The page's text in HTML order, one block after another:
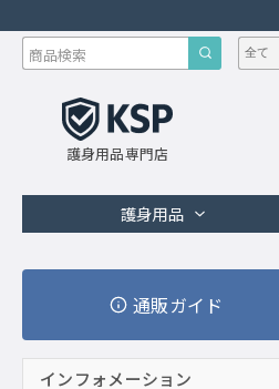
護身用品専門店
護身用品
通販ガイド
インフォメーション